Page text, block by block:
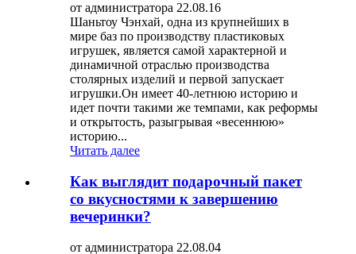
от администратора 22.08.16
Шаньтоу Чэнхай, одна из крупнейших в
мире баз по производству пластиковых
игрушек, является самой характерной и
динамичной отраслью производства
столярных изделий и первой запускает
игрушки.Он имеет 40-летнюю историю и
идет почти такими же темпами, как реформы
и открытость, разыгрывая «весеннюю»
историю...
Читать далее
Как выглядит подарочный пакет
со вкусностями к завершению
вечеринки?
от администратора 22.08.04